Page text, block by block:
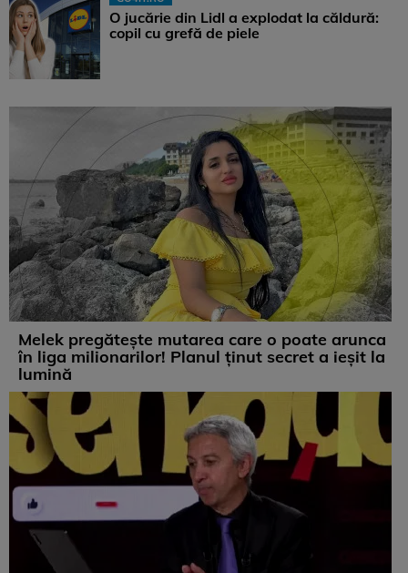
O jucărie din Lidl a explodat la căldură:
copil cu grefă de piele
Melek pregătește mutarea care o poate arunca
în liga milionarilor! Planul ținut secret a ieșit la
lumină